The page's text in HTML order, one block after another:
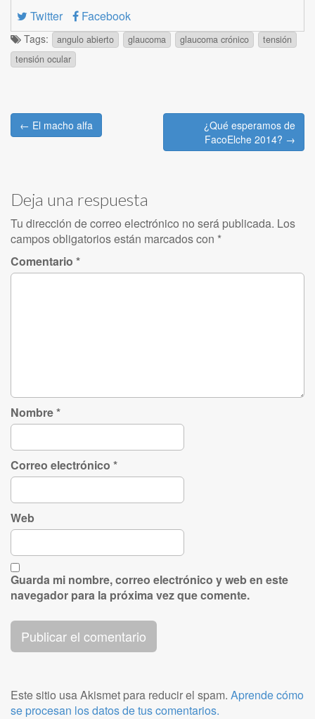
Twitter
Facebook
Tags: angulo abierto glaucoma glaucoma crónico
tensión
tensión ocular
Post
navigation
← El macho alfa
¿Qué esperamos de
FacoElche 2014? →
Deja una respuesta
Tu dirección de correo electrónico no será publicada. Los
campos obligatorios están marcados con *
Comentario *
Nombre*
Correo electrónico *
Web
Guarda mi nombre, correo electrónico y web en este
navegador para la próxima vez que comente.
Este sitio usa Akismet para reducir el spam. Aprende cómo
se procesan los datos de tus comentarios.